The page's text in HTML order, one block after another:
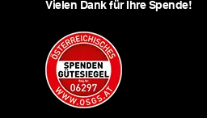
Vielen Dank für Ihre Spende!